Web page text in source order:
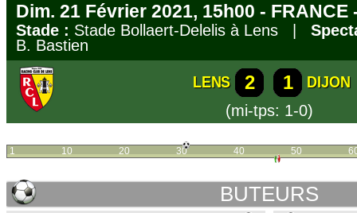
Dim. 21 Février 2021, 15h00 - FRANCE
Stade : Stade Bollaert-Delelis à Lens |
B. Bastien
LENS 2 1
DIJON
(mi-tps: 1-0)
1 10 20 30 40 50
BUTEURS